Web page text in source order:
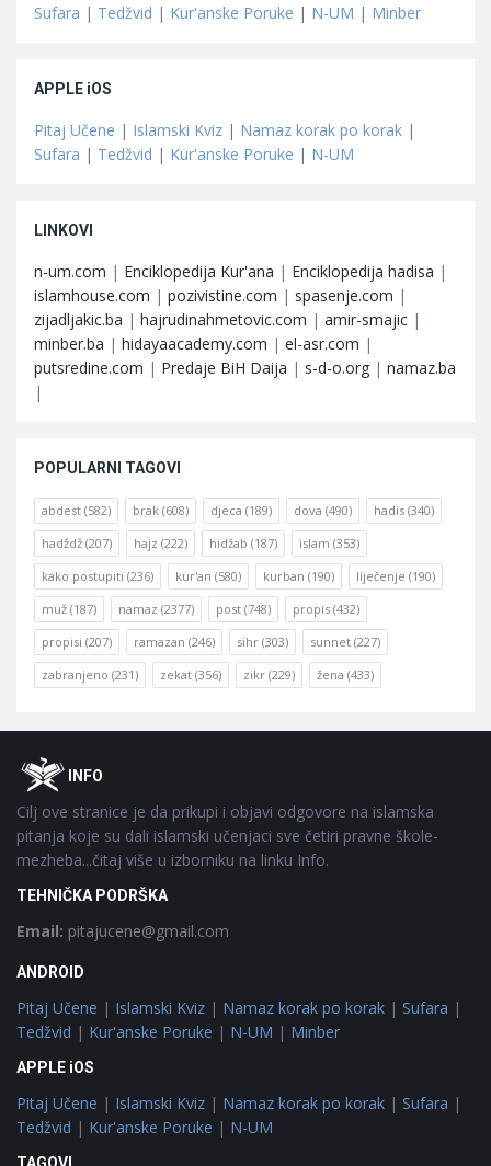
Sufara | Tedžvid | Kur'anske Poruke | N-UM | Minber
APPLE iOS
Pitaj Učene | Islamski Kviz | Namaz korak po korak |
Sufara | Tedžvid | Kur'anske Poruke | N-UM
LINKOVI
n-um.com | Enciklopedija Kur'ana | Enciklopedija hadisa |
islamhouse.com | pozivistine.com | spasenje.com |
zijadljakic.ba | hajrudinahmetovic.com | amir-smajic |
minber.ba | hidayaacademy.com | el-asr.com |
putsredine.com | Predaje BiH Daija | s-d-o.org | namaz.ba
|
POPULARNI TAGOVI
abdest (582) brak (608) djeca (189) dova (490) hadis (340)
hadždž (207) hajz (222) hidžab (187) islam (353)
kako postupiti (236) kur'an (580) kurban (190) liječenje (190)
muž (187) namaz (2377) post (748) propis (432)
propisi (207) ramazan (246) sihr (303) sunnet (227)
zabranjeno (231) zekat (356) zikr (229) žena (433)
FooterOINFO
Cilj ove stranice je da prikupi i objavi odgovore na islamska
pitanja koje su dali islamski učenjaci sve četiri pravne škole-
mezheba...čitaj više u izborniku na linku Info.
TEHNIČKA PODRŠKA
Email: pitajucene@gmail.com
ANDROID
Pitaj Učene | Islamski Kviz | Namaz korak po korak | Sufara |
Tedžvid | Kur'anske Poruke | N-UM | Minber
APPLE iOS
Pitaj Učene | Islamski Kviz | Namaz korak po korak | Sufara |
Tedžvid | Kur'anske Poruke | N-UM